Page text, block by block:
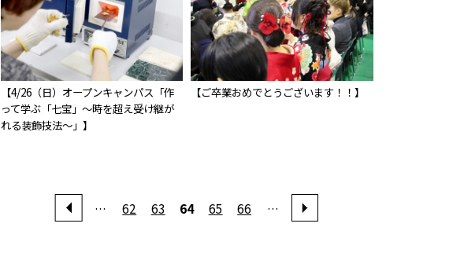
【4/26（日）オープンキャンパス「作
って学ぶ「七宝」～時を超え受け継が
れる装飾技法～」】
【ご卒業おめでとうございます！！】
… 62 63 64 65 66 …